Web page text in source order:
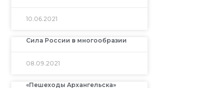
10.06.2021
Сила России в многообразии
08.09.2021
«Пешеходы Архангельска»